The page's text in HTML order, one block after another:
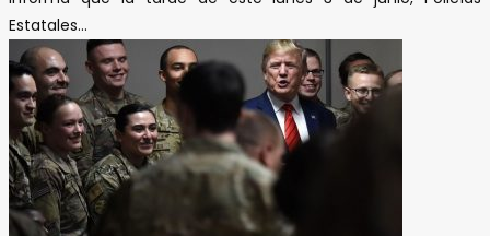
Estatales...